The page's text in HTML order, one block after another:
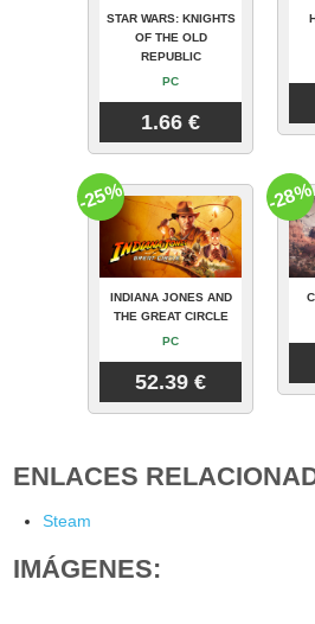
STAR WARS: KNIGHTS
OF THE OLD
REPUBLIC
PC
1.66 €
INDIANA JONES AND
THE GREAT CIRCLE
PC
52.39 €
-25% -28%
ENLACES
Steam
IMÁGENES: